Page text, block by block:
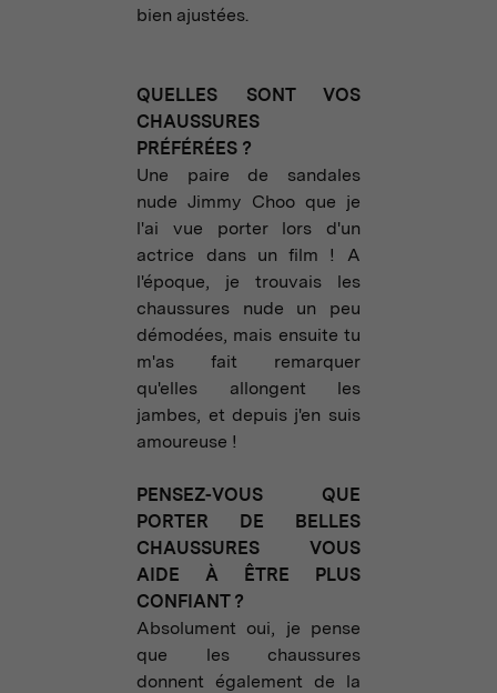
bien ajustées.
QUELLES SONT VOS
CHAUSSURES
PRÉFÉRÉES ?
Une paire de sandales
nude Jimmy Choo que je
l'ai vue porter lors d'un
actrice dans un film ! A
l'époque, je trouvais les
chaussures nude un peu
démodées, mais ensuite tu
m'as fait remarquer
qu'elles allongent les
jambes, et depuis j'en suis
amoureuse !
PENSEZ-VOUS QUE
PORTER DE BELLES
CHAUSSURES VOUS
AIDE À ÊTRE PLUS
CONFIANT ?
Absolument oui, je pense
que les chaussures
donnent également de la